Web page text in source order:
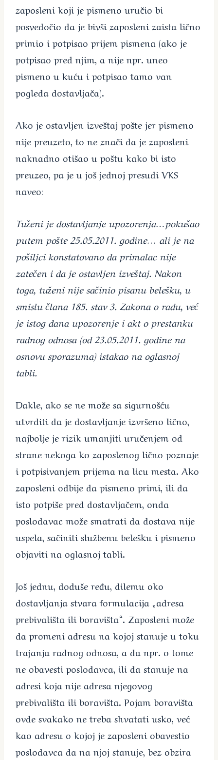
zaposleni koji je pismeno uručio bi
posvedočio da je bivši zaposleni zaista lično
primio i potpisao prijem pismena (ako je
potpisao pred njim, a nije npr. uneo
pismeno u kuću i potpisao tamo van
pogleda dostavljača).
Ako je ostavljen izveštaj pošte jer pismeno
nije preuzeto, to ne znači da je zaposleni
naknadno otišao u poštu kako bi isto
preuzeo, pa je u još jednoj presudi VKS
naveo:
Tuženi je dostavljanje upozorenja…pokušao
putem pošte 25.05.2011. godine… ali je na
pošiljci konstatovano da primalac nije
zatečen i da je ostavljen izveštaj. Nakon
toga, tuženi nije sačinio pisanu belešku, u
smislu člana 185. stav 3. Zakona o radu, već
je istog dana upozorenje i akt o prestanku
radnog odnosa (od 23.05.2011. godine na
osnovu sporazuma) istakao na oglasnoj
tabli.
Dakle, ako se ne može sa sigurnošću
utvrditi da je dostavljanje izvršeno lično,
najbolje je rizik umanjiti uručenjem od
strane nekoga ko zaposlenog lično poznaje
i potpisivanjem prijema na licu mesta. Ako
zaposleni odbije da pismeno primi, ili da
isto potpiše pred dostavljačem, onda
poslodavac može smatrati da dostava nije
uspela, sačiniti službenu belešku i pismeno
objaviti na oglasnoj tabli.
Još jednu, doduše ređu, dilemu oko
dostavljanja stvara formulacija „adresa
prebivališta ili boravišta“. Zaposleni može
da promeni adresu na kojoj stanuje u toku
trajanja radnog odnosa, a da npr. o tome
ne obavesti poslodavca, ili da stanuje na
adresi koja nije adresa njegovog
prebivališta ili boravišta. Pojam boravišta
ovde svakako ne treba shvatati usko, već
kao adresu o kojoj je zaposleni obavestio
poslodavca da na njoj stanuje, bez obzira